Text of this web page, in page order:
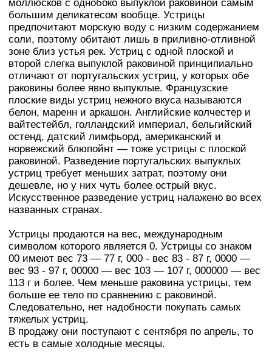
моллюсков с однобоко выпуклой раковиной самым
большим деликатесом вообще. Устрицы
предпочитают морскую воду с низким содержанием
соли, поэтому обитают лишь в приливно-отливной
зоне близ устья рек. Устриц с одной плоской и
второй слегка выпуклой раковиной принципиально
отличают от португальских устриц, у которых обе
раковины более явно выпуклые. Французские
плоские виды устриц нежного вкуса называются
белон, маренн и аркашон. Английские колчестер и
вайтестейбл, голландский империал, бельгийский
остенд, датский лимфьорд, американский и
норвежский блюпойнт — тоже устрицы с плоской
раковиной. Разведение португальских выпуклых
устриц требует меньших затрат, поэтому они
дешевле, но у них чуть более острый вкус.
Искусственное разведение устриц налажено во всех
названных странах.
Устрицы продаются на вес, международным
символом которого является 0. Устрицы со знаком
00 имеют вес 73 — 77 г, 000 - вес 83 - 87 г, 0000 —
вес 93 - 97 г, 00000 — вес 103 — 107 г, 000000 — вес
113 г и более. Чем меньше раковина устрицы, тем
больше ее тело по сравнению с раковиной.
Следовательно, нет надобности покупать самых
тяжелых устриц.
В продажу они поступают с сентября по апрель, то
есть в самые холодные месяцы.